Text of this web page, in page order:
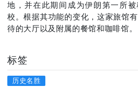
地，并在此期间成为伊朗第一所被
校。根据其功能的变化，这家旅馆
待的大厅以及附属的餐馆和咖啡馆。
标签
历史名胜